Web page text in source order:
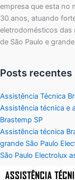
empresa que esta no
30 anos, atuando
eletrodomésticos das
de São Paulo e
Posts recentes
Assistência Técnica
Assistência técnica e
Brastemp SP
Assistência técnica
grande São Paulo
São Paulo Electrolux